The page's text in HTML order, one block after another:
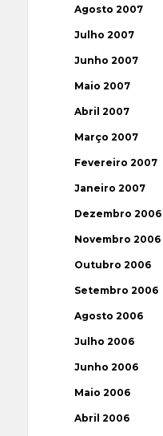
Agosto 2007
Julho 2007
Junho 2007
Maio 2007
Abril 2007
Março 2007
Fevereiro 2007
Janeiro 2007
Dezembro 2006
Novembro 2006
Outubro 2006
Setembro 2006
Agosto 2006
Julho 2006
Junho 2006
Maio 2006
Abril 2006